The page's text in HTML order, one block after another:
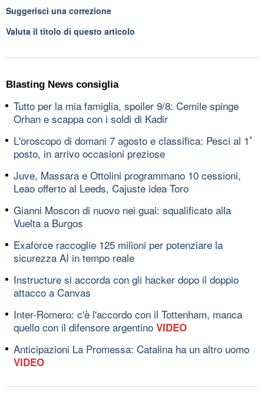
Suggerisci una correzione
Valuta il titolo di questo articolo
Blasting News consiglia
Tutto per la mia famiglia, spoiler 9/8: Cemile spinge
Orhan e scappa con i soldi di Kadir
L'oroscopo di domani 7 agosto e classifica: Pesci al 1ﾟ
posto, in arrivo occasioni preziose
Juve, Massara e Ottolini programmano 10 cessioni,
Leao offerto al Leeds, Cajuste idea Toro
Gianni Moscon di nuovo nei guai: squalificato alla
Vuelta a Burgos
Exaforce raccoglie 125 milioni per potenziare la
sicurezza AI in tempo reale
Instructure si accorda con gli hacker dopo il doppio
attacco a Canvas
Inter-Romero: c'è l'accordo con il Tottenham, manca
quello con il difensore argentino VIDEO
Anticipazioni La Promessa: Catalina ha un altro uomo
VIDEO